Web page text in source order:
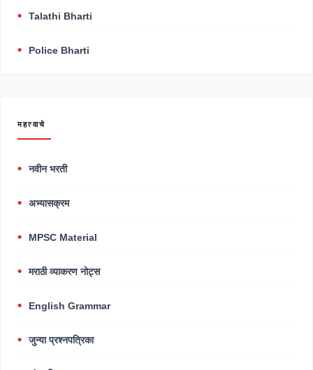
Talathi Bharti
Police Bharti
महत्वाचे
नवीन भरती
अभ्यासक्रम
MPSC Material
मराठी व्याकरण नोट्स
English Grammar
जुन्या प्रश्नपत्रिका